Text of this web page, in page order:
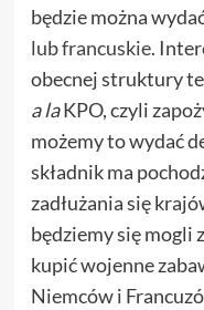
będzie można
lub francuskie.
obecnej struktury
a laKPO, czyli
możemy to wydać
składnik ma
zadłużania się
będziemy się mogli
kupić wojenne
Niemców i